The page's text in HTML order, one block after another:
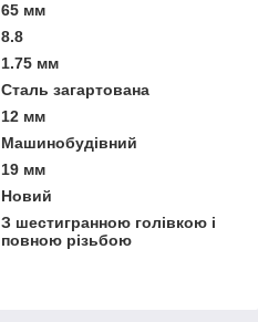
65 мм
8.8
1.75 мм
Сталь загартована
12 мм
Машинобудівний
19 мм
Новий
З шестигранною голівкою і
повною різьбою